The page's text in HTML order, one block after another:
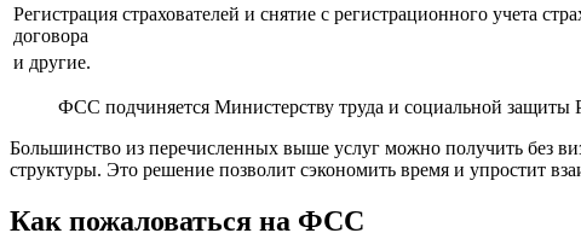
Регистрация страхователей и снятие с регистрационного учета
договора
и другие.
ФСС подчиняется Министерству труда и социальной защиты
Большинство из перечисленных выше услуг можно получить без
структуры. Это решение позволит сэкономить время и упростит
Как пожаловаться на ФСС